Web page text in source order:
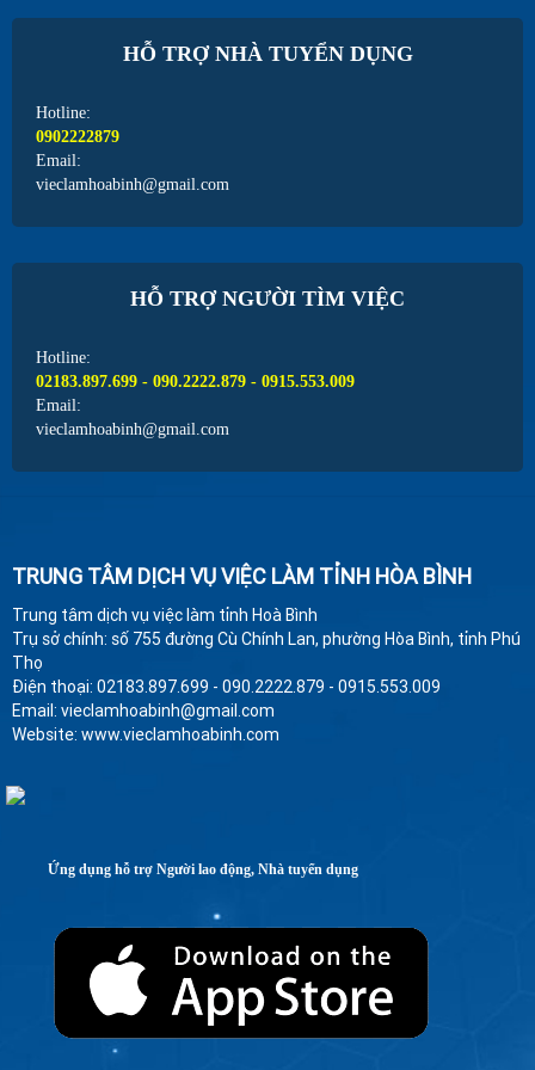
HỖ TRỢ NHÀ TUYỂN DỤNG
Hotline:
0902222879
Email:
vieclamhoabinh@gmail.com
HỖ TRỢ NGƯỜI TÌM VIỆC
Hotline:
02183.897.699 - 090.2222.879 - 0915.553.009
Email:
vieclamhoabinh@gmail.com
TRUNG TÂM DỊCH VỤ VIỆC LÀM TỈNH HÒA BÌNH
Trung tâm dịch vụ việc làm tỉnh Hoà Bình
Trụ sở chính: số 755 đường Cù Chính Lan, phường Hòa Bình, tỉnh Phú
Thọ
Điện thoại: 02183.897.699 - 090.2222.879 - 0915.553.009
Email: vieclamhoabinh@gmail.com
Website: www.vieclamhoabinh.com
Ứng dụng hỗ trợ Người lao động, Nhà tuyển dụng